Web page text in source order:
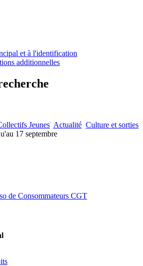
et à l'identification
additionnelles
Jeunes Actualité Culture et sorties
17 septembre
de Consommateurs CGT